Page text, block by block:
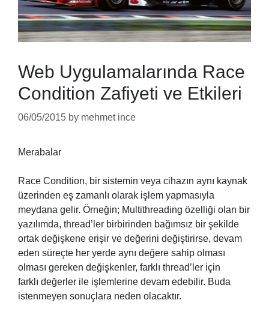
Web Uygulamalarında Race
Condition Zafiyeti ve Etkileri
06/05/2015 by mehmet ince
Merabalar
Race Condition, bir sistemin veya cihazın aynı kaynak
üzerinden eş zamanlı olarak işlem yapmasıyla
meydana gelir. Örneğin; Multithreading özelliği olan bir
yazılımda, thread’ler birbirinden bağımsız bir şekilde
ortak değişkene erişir ve değerini değiştirirse, devam
eden süreçte her yerde aynı değere sahip olması
olması gereken değişkenler, farklı thread’ler için
farklı değerler ile işlemlerine devam edebilir. Buda
istenmeyen sonuçlara neden olacaktır.